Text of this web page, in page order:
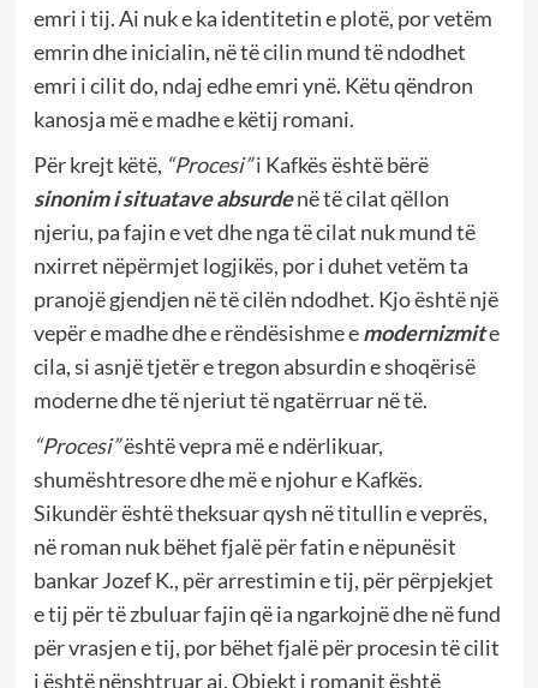
emri i tij. Ai nuk e ka identitetin e plotë, por vetëm
emrin dhe inicialin, në të cilin mund të ndodhet
emri i cilit do, ndaj edhe emri ynë. Këtu qëndron
kanosja më e madhe e këtij romani.
Për krejt këtë, “Procesi”i Kafkës është bërë
sinonim i situatave absurdenë të cilat qëllon
njeriu, pa fajin e vet dhe nga të cilat nuk mund të
nxirret nëpërmjet logjikës, por i duhet vetëm ta
pranojë gjendjen në të cilën ndodhet. Kjo është një
vepër e madhe dhe e rëndësishme emodernizmite
cila, si asnjë tjetër e tregon absurdin e shoqërisë
moderne dhe të njeriut të ngatërruar në të.
“Procesi”është vepra më e ndërlikuar,
shumështresore dhe më e njohur e Kafkës.
Sikundër është theksuar qysh në titullin e veprës,
në roman nuk bëhet fjalë për fatin e nëpunësit
bankar Jozef K., për arrestimin e tij, për përpjekjet
e tij për të zbuluar fajin që ia ngarkojnë dhe në fund
për vrasjen e tij, por bëhet fjalë për procesin të cilit
i është nënshtruar ai. Objekt i romanit është